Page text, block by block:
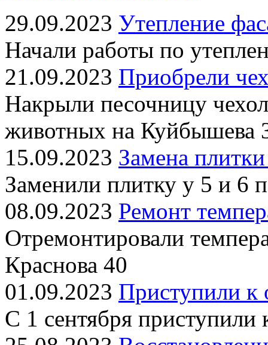
29.09.2023 Утепление
Начали работы по
21.09.2023 Приобрели
Накрыли песочницу
животных на Куйбышева
15.09.2023 Замена
Заменили плитку у 5 и 6
08.09.2023 Ремонт
Отремонтировали
Краснова 40
01.09.2023 Приступили к
С 1 сентября